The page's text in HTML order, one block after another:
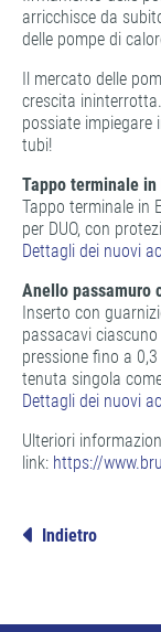
arricchisce da
delle pompe di
Il mercato delle
crescita
possiate impiegare
tubi!
Tappo terminale in
Tappo terminale in
per DUO, con
Dettagli dei nuovi
Anello passamuro
Inserto con
passacavi
pressione fino a
tenuta singola
Dettagli dei nuovi
Ulteriori
link: https://
Indietro